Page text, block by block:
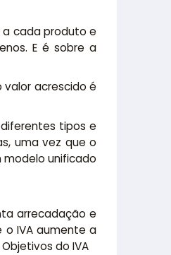
cada produto e
E é sobre a
acrescido é
tipos e
uma vez que o
unificado
arrecadação e
IVA aumente a
do IVA